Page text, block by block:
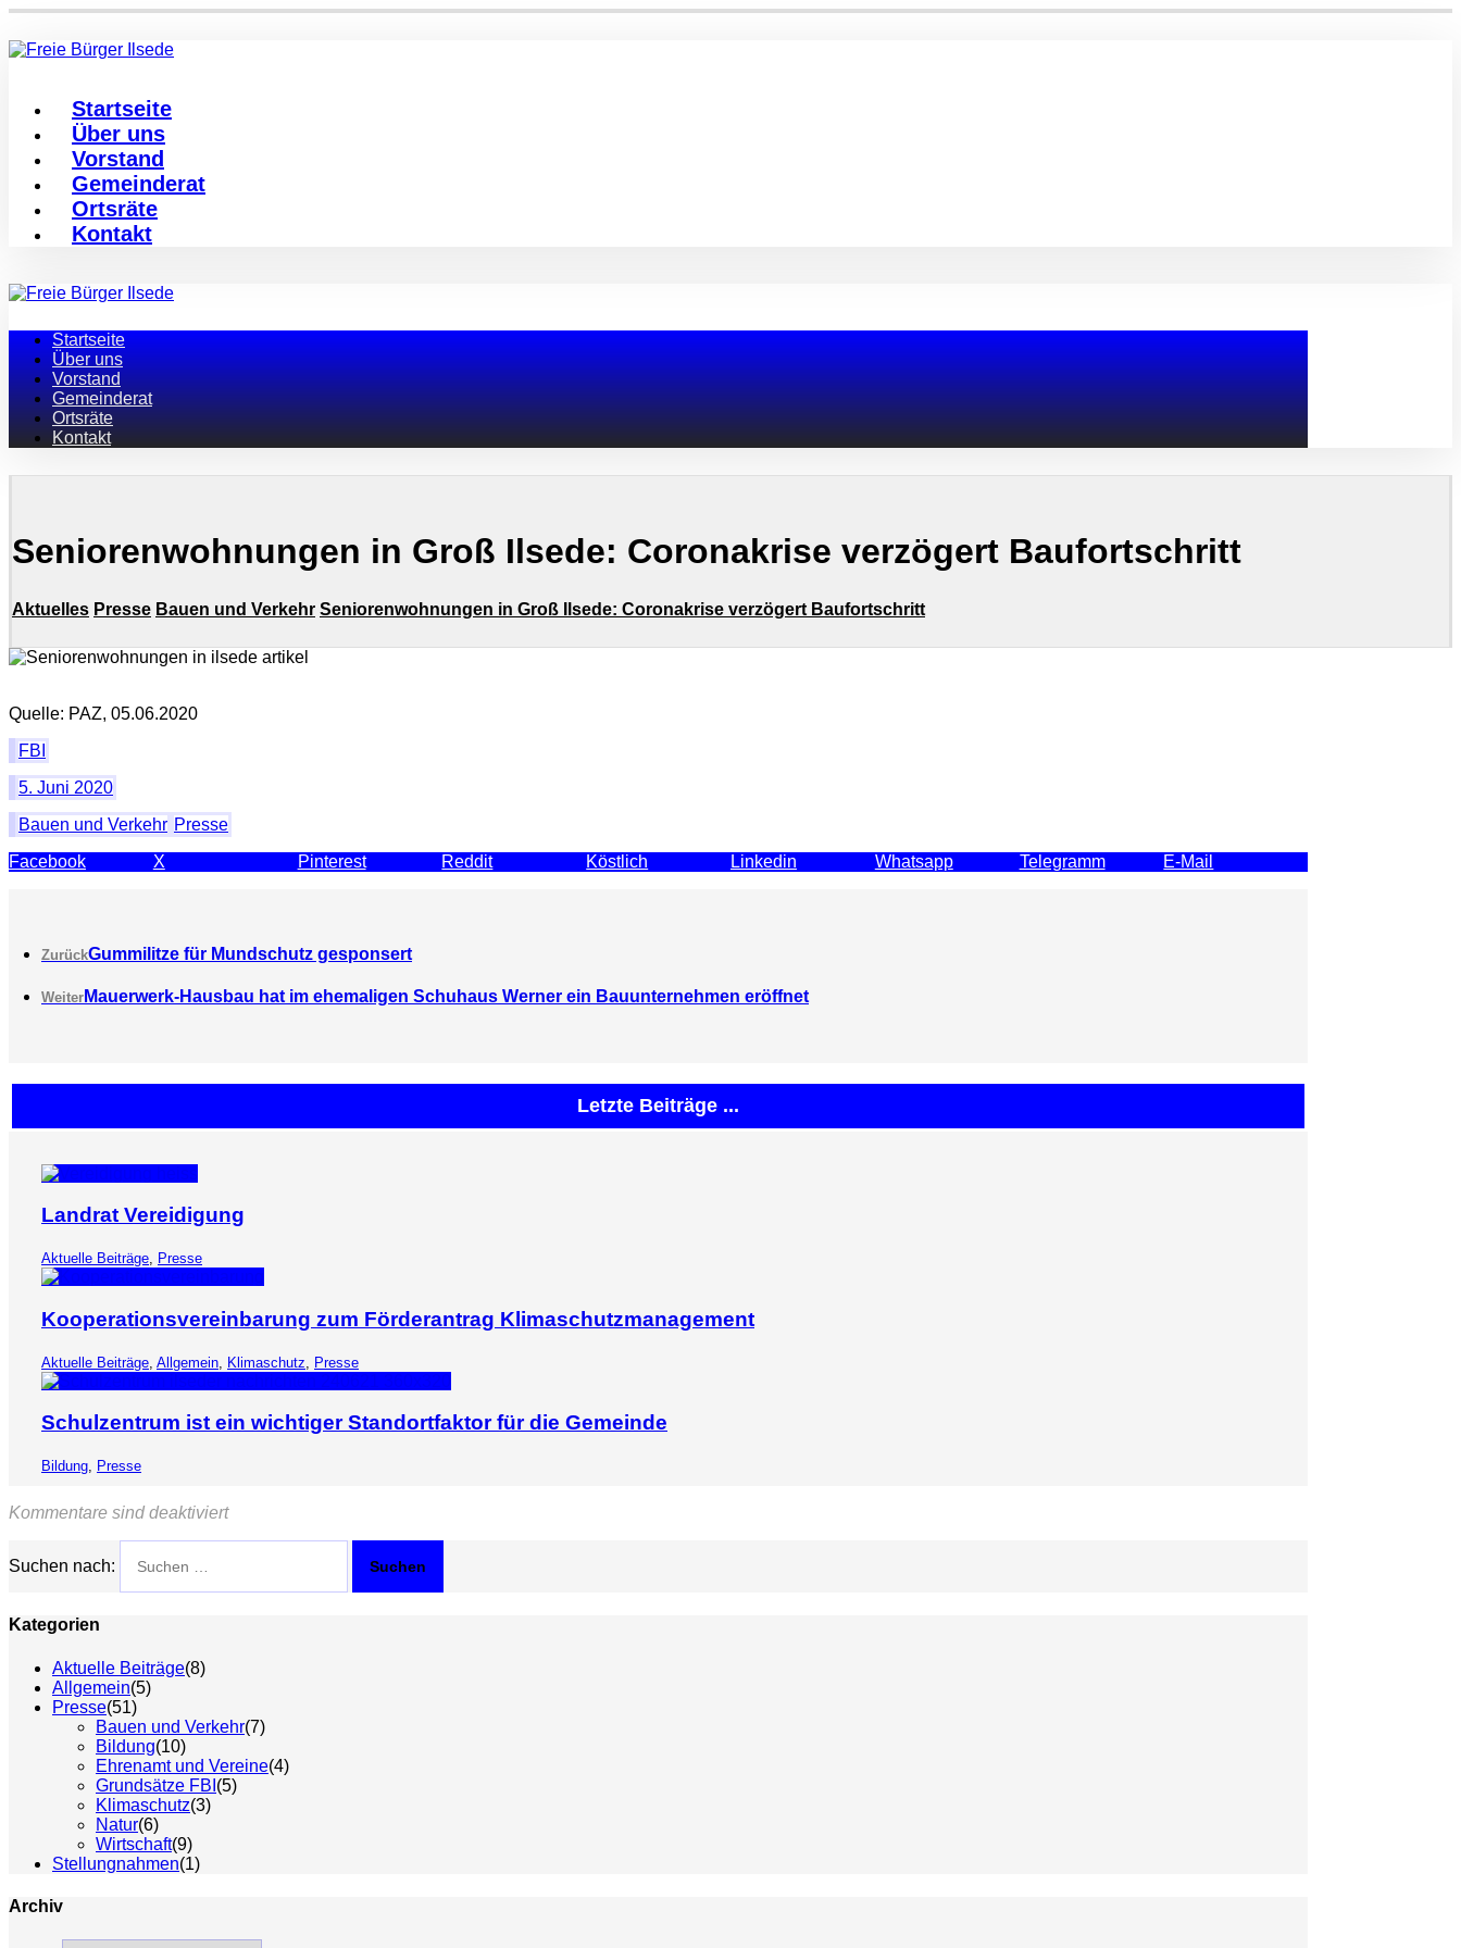
Startseite
Über uns
Vorstand
Gemeinderat
Ortsräte
Kontakt
Startseite
Über uns
Vorstand
Gemeinderat
Ortsräte
Kontakt
Seniorenwohnungen in Groß Ilsede: Coronakrise verzögert Baufortschritt
Aktuelles Presse Bauen und Verkehr Seniorenwohnungen in Groß Ilsede: Coronakrise verzögert Baufortschritt
Quelle: PAZ, 05.06.2020
FBI
5. Juni 2020
Bauen und Verkehr Presse
Facebook
X Pinterest Reddit Köstlich Linkedin Whatsapp Telegramm E-Mail
ZurückGummilitze für Mundschutz gesponsert
Weiter Mauerwerk-Hausbau hat im ehemaligen Schuhaus Werner ein Bauunternehmen eröffnet
Letzte Beiträge ...
Landrat Vereidigung
Aktuelle Beiträge, Presse
Kooperationsvereinbarung zum Förderantrag Klimaschutzmanagement
Aktuelle Beiträge Allgemein Klimaschutz Presse
Schulzentrum ist ein wichtiger Standortfaktor für die Gemeinde
Bildung Presse
Kommentare sind deaktiviert
Suchen nach:
Kategorien
Aktuelle Beiträge(8)
Allgemein(5)
Presse(51)
Bauen und Verkehr(7)
Bildung(10)
Ehrenamt und Vereine(4)
Grundsätze FBI (5)
Klimaschutz(3)
Natur(6)
Wirtschaft(9)
Stellungnahmen(1)
Archiv